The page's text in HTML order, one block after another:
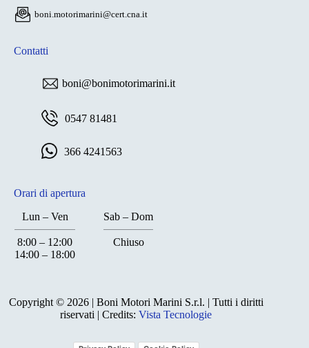
boni.motorimarini@cert.cna.it
Contatti
boni@bonimotorimarini.it
0547 81481
366 4241563
Orari di apertura
Lun – Ven
Sab – Dom
8:00 – 12:00
14:00 – 18:00
Chiuso
Copyright © 2026 | Boni Motori Marini S.r.l. | Tutti i diritti
riservati | Credits:Vista Tecnologie